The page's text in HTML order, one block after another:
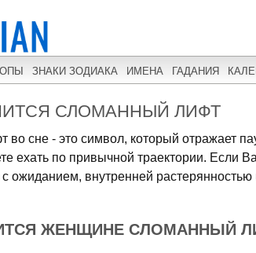
ЗНАКИ ЗОДИАКА ИМЕНА ГАДАНИЯ
СЛОМАННЫЙ ЛИФТ
сне - это символ, который отражает
ехать по привычной траектории. Если
ожиданием, внутренней
ЖЕНЩИНЕ СЛОМАННЫЙ